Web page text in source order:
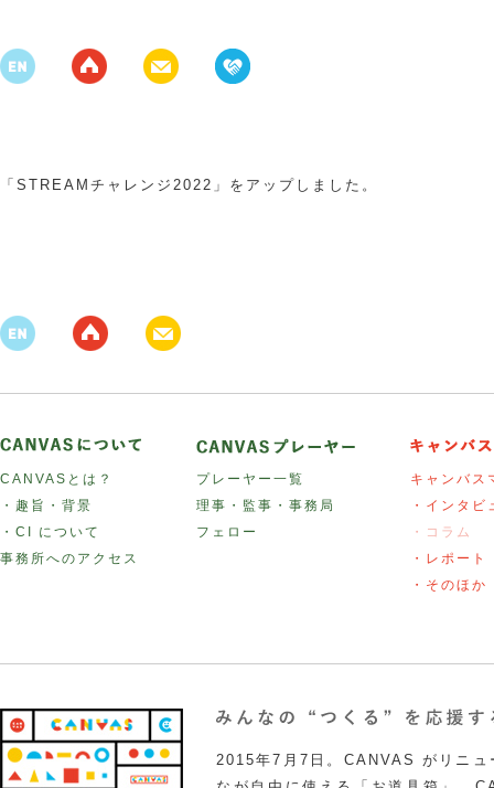
「STREAMチャレンジ2022」をアップしました。
CANVASとは？
・趣旨・背景
・CI について
事務所へのアクセス
プレーヤー一覧
理事・監事・事務局
フェロー
キャンバス
・インタビ
・コラム
・レポート
・そのほか
2015年7月7日。CANVAS がリニュ